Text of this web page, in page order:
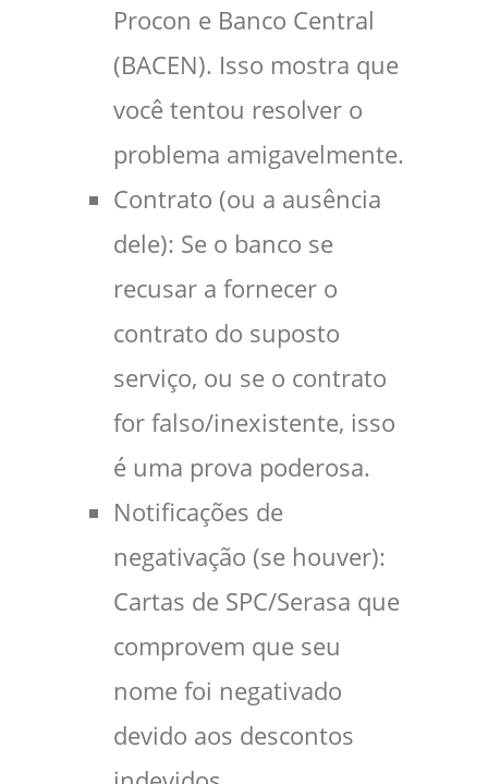
Procon e Banco Central
(BACEN). Isso mostra que
você tentou resolver o
problema amigavelmente.
Contrato (ou a ausência
dele): Se o banco se
recusar a fornecer o
contrato do suposto
serviço, ou se o contrato
for falso/inexistente, isso
é uma prova poderosa.
Notificações de
negativação (se houver):
Cartas de SPC/Serasa que
comprovem que seu
nome foi negativado
devido aos descontos